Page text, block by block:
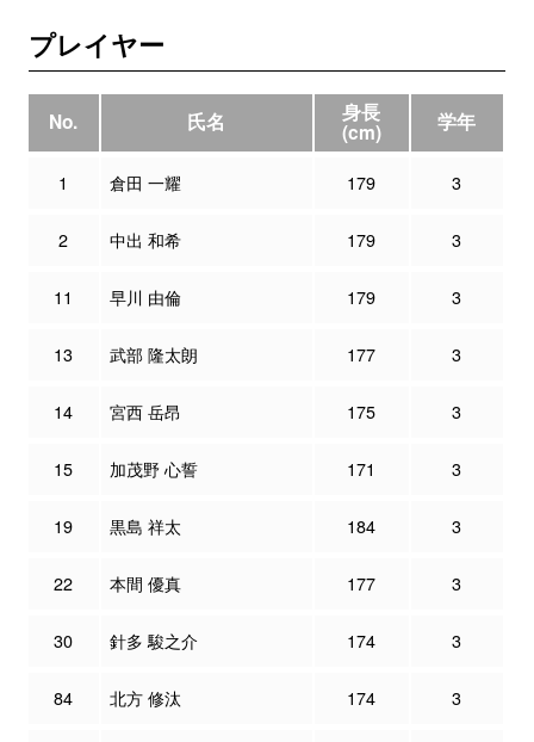
プレイヤー
No. 氏名 身長
(cm) 学年
1 倉田 一耀 179 3
2 中出 和希 179 3
11 早川 由倫 179 3
13 武部 隆太朗 177 3
14 宮西 岳昂 175 3
15 加茂野 心誓 171 3
19 黒島 祥太 184 3
22 本間 優真 177 3
30 針多 駿之介 174 3
84 北方 修汰 174 3